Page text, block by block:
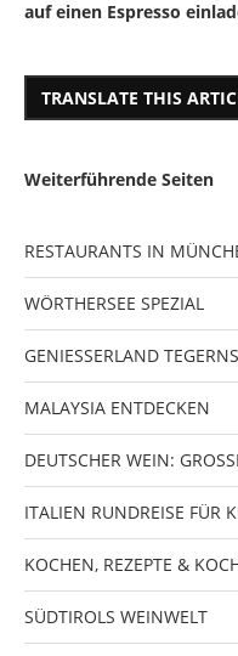
auf einen Espresso
TRANSLATE THIS
Weiterführende Seiten
RESTAURANTS IN
WÖRTHERSEE SPEZIAL
GENIESSERLAND
MALAYSIA ENTDECKEN
DEUTSCHER WEIN:
ITALIEN RUNDREISE FÜR
KOCHEN, REZEPTE &
SÜDTIROLS WEINWELT